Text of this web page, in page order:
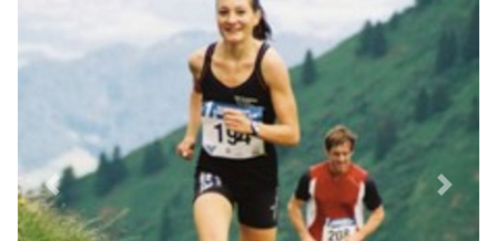
Previous Next